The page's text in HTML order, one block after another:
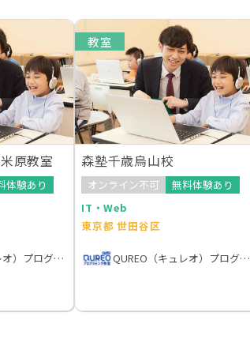
原教室
体験あり
QUREO（キュレオ）プログラミング教室
教室
森塾千歳烏山校
オンライン不可
無料体験あり
IT・Web
東京都 世田谷区
QUREO（キュレオ）プログラミング教室